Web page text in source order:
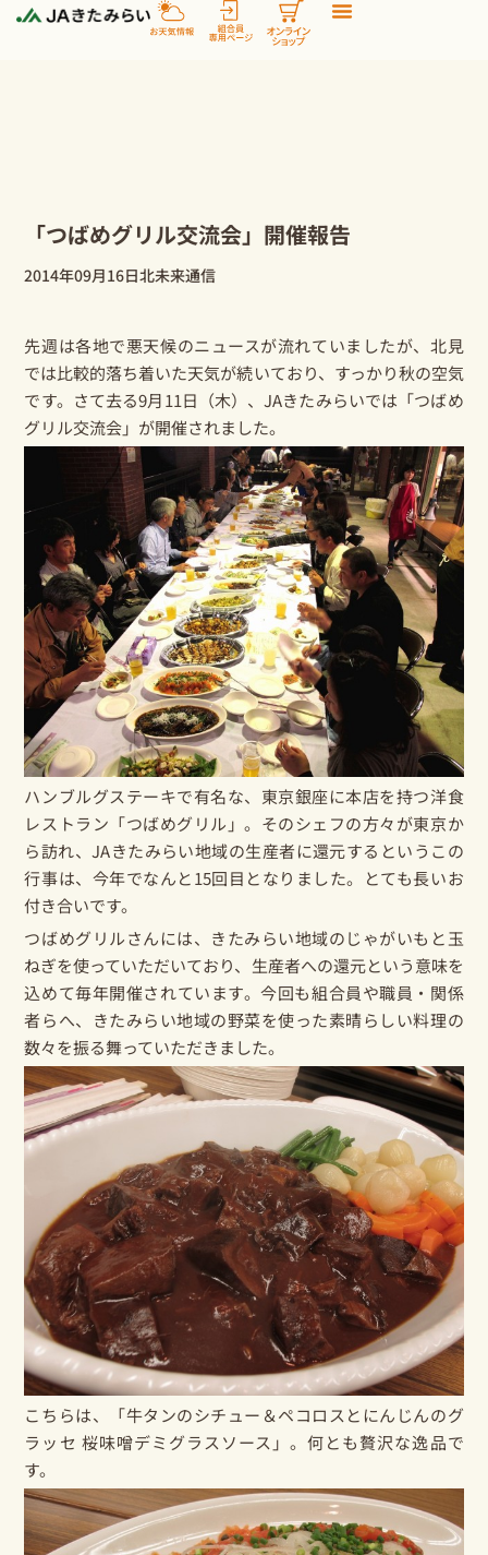
「つばめグリル交流会」開催報告
2014年09月16日北未来通信
先週は各地で悪天候のニュースが流れていましたが、北見
では比較的落ち着いた天気が続いており、すっかり秋の空気
です。さて去る9月11日（木）、JAきたみらいでは「つばめ
グリル交流会」が開催されました。
ハンブルグステーキで有名な、東京銀座に本店を持つ洋食
レストラン「つばめグリル」。そのシェフの方々が東京か
ら訪れ、JAきたみらい地域の生産者に還元するというこの
行事は、今年でなんと15回目となりました。とても長いお
付き合いです。
つばめグリルさんには、きたみらい地域のじゃがいもと玉
ねぎを使っていただいており、生産者への還元という意味を
込めて毎年開催されています。今回も組合員や職員・関係
者らへ、きたみらい地域の野菜を使った素晴らしい料理の
数々を振る舞っていただきました。
こちらは、「牛タンのシチュー＆ペコロスとにんじんのグ
ラッセ 桜味噌デミグラスソース」。何とも贅沢な逸品で
す。